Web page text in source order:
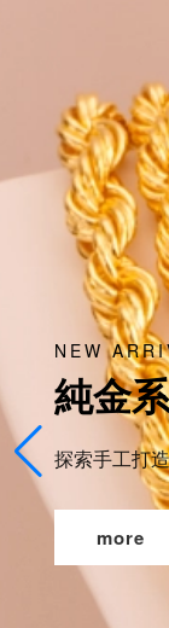
NEW
純金
探索手工打
more